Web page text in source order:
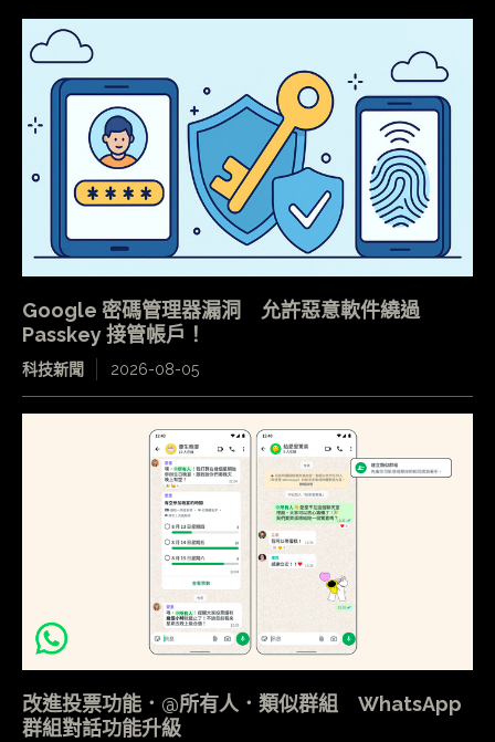
Google 密碼管理器漏洞 允許惡意軟件繞過
Passkey 接管帳戶！
科技新聞 2026-08-05
改進投票功能．@所有人．類似群組 WhatsApp
群組對話功能升級